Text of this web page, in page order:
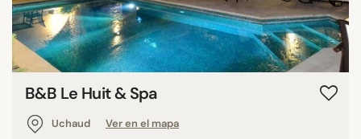
B&B Le Huit & Spa
Uchaud
Ver en el mapa